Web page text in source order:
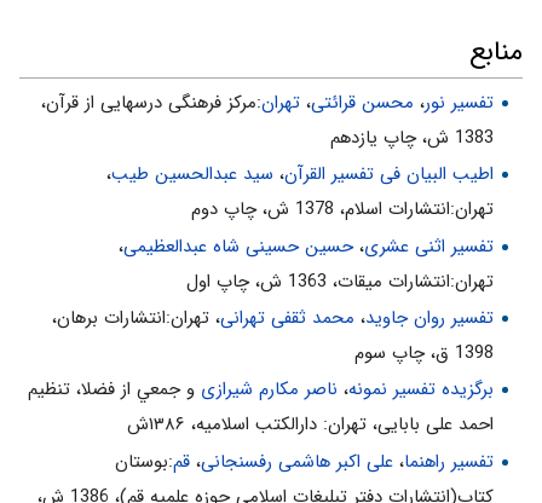
امروز و فردا درس گرفت. «فَيَنْظُرُوا»
5- به سرنوشت و عاقبت اقوام گذشته بنگريد، نه به جلوه‌هاى روزمرّه‌ى
آنان.
كَيْفَ كانَ عاقِبَةُ ...
6- قبل از اسلام، تمدّن و قدرت‌هاى بزرگى پديدار شده و نابود شده‌اند.
«مِنْ قَبْلِهِمْ»
7- اگر خدا غضب كند، هيچ قومى با هيچ قدرتى تاب مقاومت ندارد.
«كانُوا أَشَدَّ مِنْهُمْ قُوَّةً»
8- توجّه به هلاكت و نابودى قدرت‌هاى بزرگ، عامل بازدارنده‌ى غرور
است.
«كانُوا أَشَدَّ مِنْهُمْ قُوَّةً»
9- سعادت و خوشبختى تنها در قدرت و آبادانى نيست، بلكه در ايمان و
منابع
تفسیر نور، محسن قرائتی، تهران:مركز فرهنگى درسهايى از قرآن،
1383 ش، چاپ يازدهم
اطیب البیان فی تفسیر القرآن‌، سید عبدالحسین طیب،
تهران:انتشارات اسلام‌، 1378 ش‌، چاپ دوم‌
تفسیر اثنی عشری،حسین حسینی شاه عبدالعظیمی،
تهران:انتشارات ميقات، 1363 ش، چاپ اول
تفسیر روان جاوید، محمد ثقفی تهرانی، تهران:انتشارات برهان،
1398 ق، چاپ سوم
برگزیده تفسیر نمونه، ناصر مکارم شیرازی و جمعي از فضلا، تنظیم
احمد علی بابایی، تهران: دارالکتب اسلامیه، ۱۳۸۶ش
تفسیر راهنما، علی اکبر هاشمی رفسنجانی، قم:بوستان
كتاب(انتشارات دفتر تبليغات اسلامي حوزه علميه قم)، 1386 ش‌،